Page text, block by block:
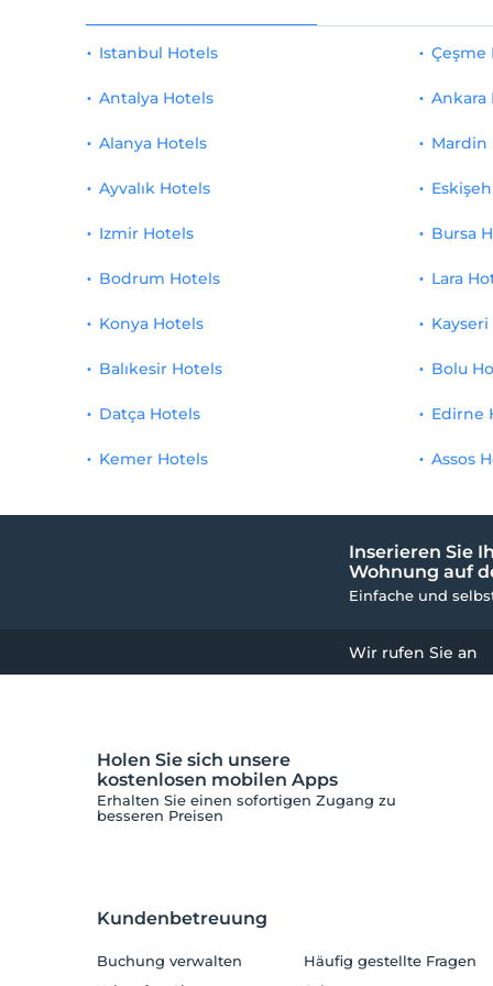
Freibad
Hallenbad
Spa- und Wellnesscenter
Massage
1
Vitamin Riegel 1
Optische Brille
Fotograf 1
Leder
Mini Hocker 1
Penthouse
Zwillingswirtschaft
Suite, Doppelbett
Deluxe-Suite - Doppelbett
Präsidentensuite
Superior Familienzimmer
Winziges Haus
Istanbul Hotels
Antalya Hotels
Alanya Hotels
Ayvalık Hotels
Izmir Hotels
Çeşme
Ankara
Mardin
Bursa
Bodrum Hotels
Konya Hotels
Balıkesir Hotels
Datça Hotels
Kemer Hotels
Lara
Bolu
Edirne
Assos
Inserieren Sie
Wohnung auf
Einfache und
Wir rufen Sie an
Holen Sie sich unsere
kostenlosen mobilen Apps
Erhalten Sie einen sofortigen Zugang zu
besseren Preisen
Kundenbetreuung
Buchung verwalten
Häufig gestellte Fragen